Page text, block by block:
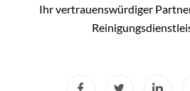
Ihr vertrauenswürdiger